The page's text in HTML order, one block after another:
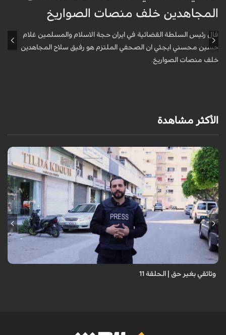
المجاهدين خلف منصات الصواريخ
قال رئيس السلطة القضائية في ايران حجة الاسلام والمسلمين غلام
حسين محسني ايجئي ان الصحفي الملتزم هو رفيق سلاح المجاهدين
خلف منصات الصواريخ.
الأكثر مشاهدة
وثائقي بغير حق | الحلقة 11